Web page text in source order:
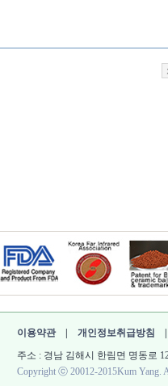
이용약관| 개인정보취급방침
주소 : 경남 김해시 한림면 명동로
Copyright ⓒ 20012-2015Kum Yang.